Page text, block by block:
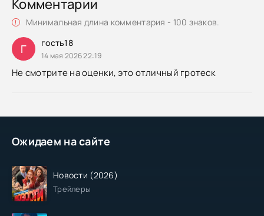
Ожидаем на сайте
Новости (2026)
Трейлеры
Комментарии
Минимальная длина комментария - 100 знаков.
Г гость18
14 мая 2026 22:19
Не смотрите на оценки, это отличный гротеск